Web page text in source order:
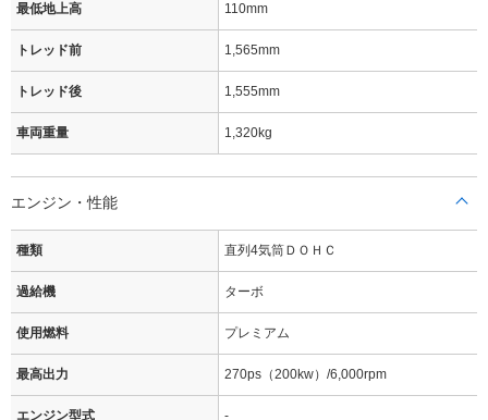
最低地上高 110mm
トレッド前 1,565mm
トレッド後 1,555mm
車両重量 1,320kg
エンジン・性能
種類 直列4気筒ＤＯＨＣ
過給機 ターボ
使用燃料 プレミアム
最高出力 270ps（200kw）/6,000rpm
エンジン型式 -